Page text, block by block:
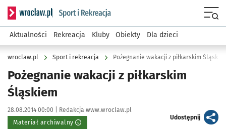
Serwis informacyjny wroclaw.pl podserwis: Sport i rekreacja
Aktualności Rekreacja Kluby Obiekty Dla dzieci
wroclaw.pl Sport i rekreacja Pożegnanie wakacji z piłkarskim
Pożegnanie wakacji z piłkarskim
Śląskiem
Data publikacji:
28.08.2014 00:00 | Autor:
Redakcja www.wroclaw.pl
Materiał archiwalny
Udostępnijartykuł